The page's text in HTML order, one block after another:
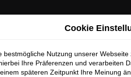
Cookie
bestmögliche Nutzung unserer
Ihre Präferenzen und verarbeiten
späteren Zeitpunkt Ihre Meinung